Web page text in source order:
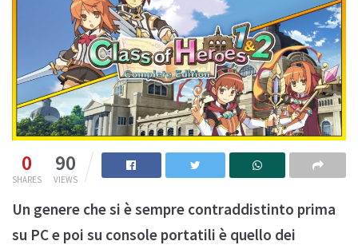
0
SHARES
90
VIEWS
Un genere che si è sempre contraddistinto prima
su PC e poi su console portatili è quello dei